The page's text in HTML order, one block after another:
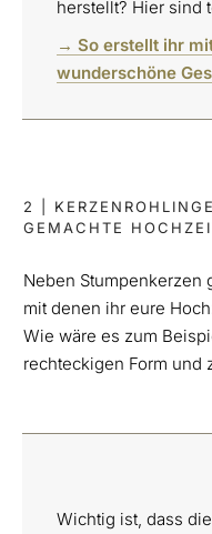
herstellt? Hier sind
→ So erstellt ihr
wunderschöne
2 |
GEMACHTE
Neben Stumpenkerzen
mit denen ihr eure
Wie wäre es zum
rechteckigen Form und
Wichtig ist, dass